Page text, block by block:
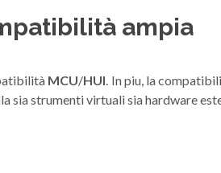
ampia
MCU/HUI. In piu, la
sia strumenti virtuali sia hardware